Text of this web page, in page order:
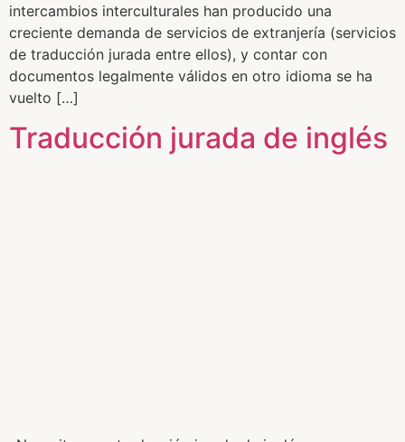
intercambios interculturales han producido una
creciente demanda de servicios de extranjería (servicios
de traducción jurada entre ellos), y contar con
documentos legalmente válidos en otro idioma se ha
vuelto […]
Traducción jurada de inglés